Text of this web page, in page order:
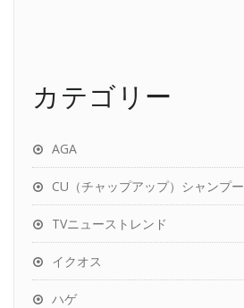
カテゴリー
AGA
CU（チャップアップ）シャンプー
TVニューストレンド
イクオス
ハゲ